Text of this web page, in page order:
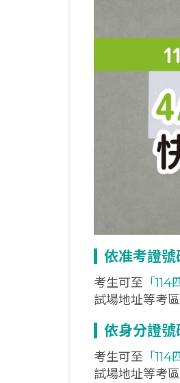
依准考證號
考生可至 「
試場地址等考
依身分證號
考生可至 「
試場地址等考